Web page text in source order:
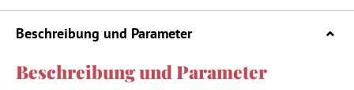
Beschreibung und Parameter
Beschreibung und Parameter